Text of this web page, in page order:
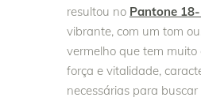
resultou no Pantone
vibrante, com um tom
vermelho que tem muito
força e vitalidade,
necessárias para